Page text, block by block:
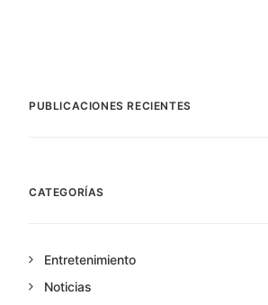
PUBLICACIONES RECIENTES
CATEGORÍAS
Entretenimiento
Noticias